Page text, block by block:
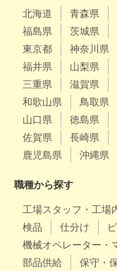
北海道 青森県
福島県
茨城県
東京都
神奈川県
福井県
山梨県
三重県
滋賀県
和歌山県
鳥取県
山口県
徳島県
佐賀県
長崎県
鹿児島県
沖縄県
職種から探す
工場スタッフ・工場
検品
仕分け
機械オペレーター・
部品供給
保守・